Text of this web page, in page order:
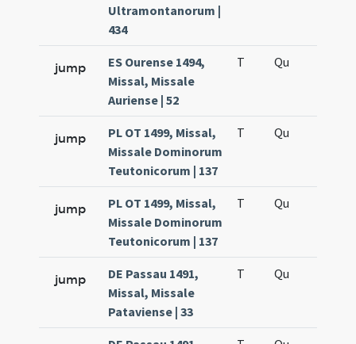
Ultramontanorum |
434
jump
ES Ourense 1494,
Missal, Missale
Auriense | 52
T Qu
jump
PL OT 1499, Missal,
Missale Dominorum
Teutonicorum | 137
T Qu
jump
PL OT 1499, Missal,
Missale Dominorum
Teutonicorum | 137
T Qu
jump
DE Passau 1491,
Missal, Missale
Pataviense | 33
T Qu